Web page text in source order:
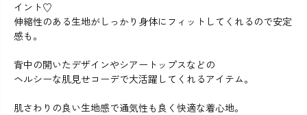
イント♡
伸縮性のある生地がしっかり身体にフィットしてくれるので安定
感も。
背中の開いたデザインやシアートップスなどの
ヘルシーな肌見せコーデで大活躍してくれるアイテム。
肌さわりの良い生地感で通気性も良く快適な着心地。